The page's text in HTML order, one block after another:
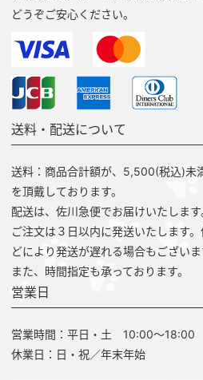
どうぞご安心ください。
送料・配送について
送料：商品合計額が、5,500(税込)未
を頂戴しております。
配送は、佐川急便でお届けいたします
ご注文は３日以内に発送いたします
どにより発送が遅れる場合もござい
また、時間指定も承っております。
営業日
営業時間：平日・土 10:00～18:00
休業日：日・祝／年末年始